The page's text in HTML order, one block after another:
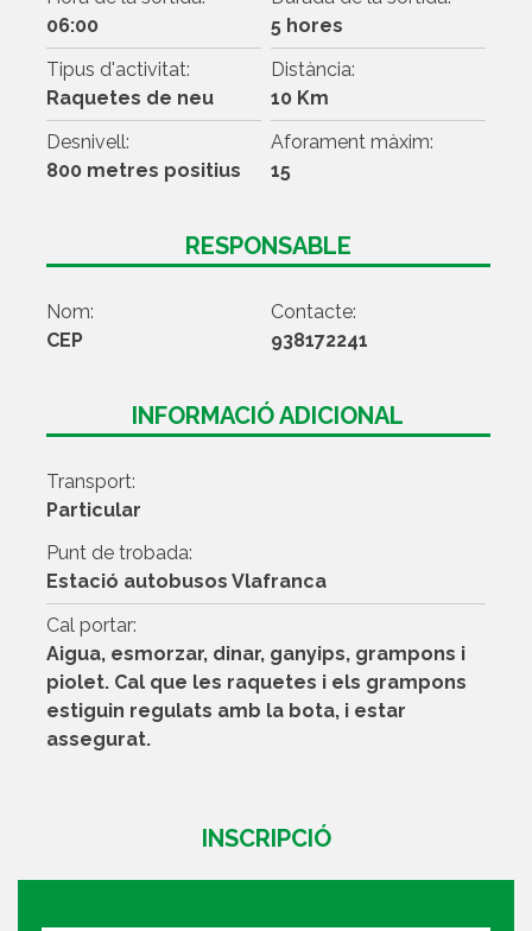
06:00
5 hores
Tipus d'activitat:
Raquetes de neu
Distància:
10 Km
Desnivell:
800 metres positius
Aforament màxim:
15
RESPONSABLE
Nom:
CEP
Contacte:
938172241
INFORMACIÓ ADICIONAL
Transport:
Particular
Punt de trobada:
Estació autobusos Vlafranca
Cal portar:
Aigua, esmorzar, dinar, ganyips, grampons i
piolet. Cal que les raquetes i els grampons
estiguin regulats amb la bota, i estar
assegurat.
INSCRIPCIÓ